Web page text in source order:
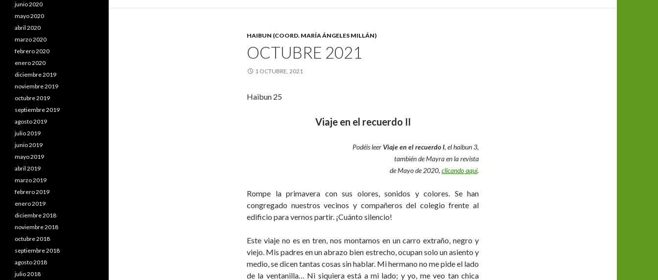
HAIBUN (COORD. MARÍA ÁNGELES MILLÁN)
OCTUBRE 2021
1 OCTUBRE, 2021
Haibun 25
Viaje en el recuerdo II
Podéis leer Viaje en el recuerdo I, el haibun 3,
también de Mayra en la revista
de Mayo de 2020, clicando aquí.
Rompe la primavera con sus olores, sonidos y colores. Se han
congregado nuestros vecinos y compañeros del colegio frente al
edificio para vernos partir. ¡Cuánto silencio!
Este viaje no es en tren, nos montamos en un carro extraño, negro y
viejo. Mis padres en un abrazo bien estrecho, ocupan solo un asiento y
medio, se dicen tantas cosas sin hablar. Mi hermano no me pide el lado
de la ventanilla… Ni siquiera está a mi lado; y yo, me veo tan chica
junio 2020
mayo 2020
abril 2020
marzo 2020
febrero 2020
enero 2020
diciembre 2019
noviembre 2019
octubre 2019
septiembre 2019
agosto 2019
julio 2019
junio 2019
mayo 2019
abril 2019
marzo 2019
febrero 2019
enero 2019
diciembre 2018
noviembre 2018
octubre 2018
septiembre 2018
agosto 2018
julio 2018